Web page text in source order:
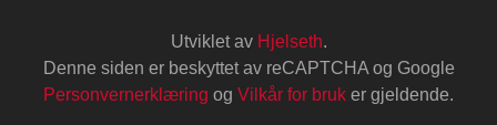
Utviklet av Hjelseth.
Denne siden er beskyttet av reCAPTCHA og Google
Personvernerklæring og Vilkår for bruk er gjeldende.